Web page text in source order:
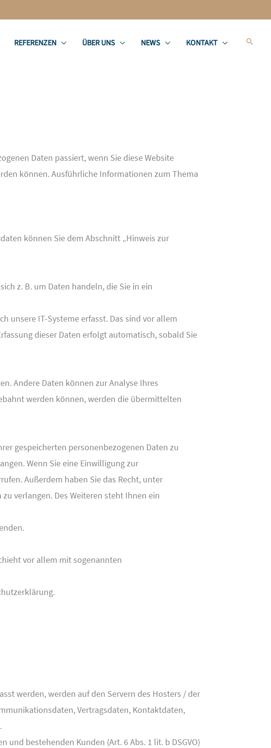
REFERENZEN ÜBER UNS NEWS KONTAKT
Daten passiert, wenn Sie diese Website
können. Ausführliche Informationen zum Thema
können Sie dem Abschnitt „Hinweis zur
z. B. um Daten handeln, die Sie in ein
unsere IT-Systeme erfasst. Das sind vor allem
dieser Daten erfolgt automatisch, sobald Sie
Andere Daten können zur Analyse Ihres
werden können, werden die übermittelten
gespeicherten personenbezogenen Daten zu
Wenn Sie eine Einwilligung zur
Außerdem haben Sie das Recht, unter
verlangen. Des Weiteren steht Ihnen ein
vor allem mit sogenannten
werden, werden auf den Servern des Hosters / der
Vertragsdaten, Kontaktdaten,
bestehenden Kunden (Art. 6 Abs. 1 lit. b DSGVO)